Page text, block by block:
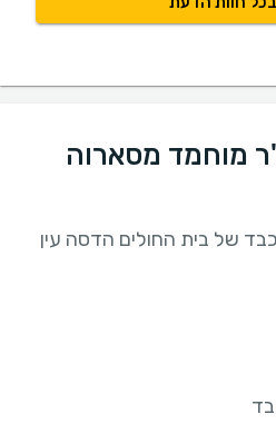
מוחמד מסארוה
של בית החולים הדסה עין